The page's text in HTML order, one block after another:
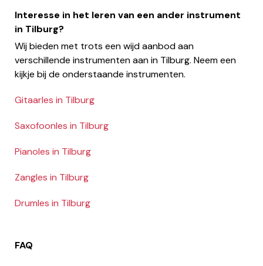
Interesse in het leren van een ander instrument
in Tilburg?
Wij bieden met trots een wijd aanbod aan
verschillende instrumenten aan in Tilburg. Neem een
kijkje bij de onderstaande instrumenten.
Gitaarles in Tilburg
Saxofoonles in Tilburg
Pianoles in Tilburg
Zangles in Tilburg
Drumles in Tilburg
FAQ